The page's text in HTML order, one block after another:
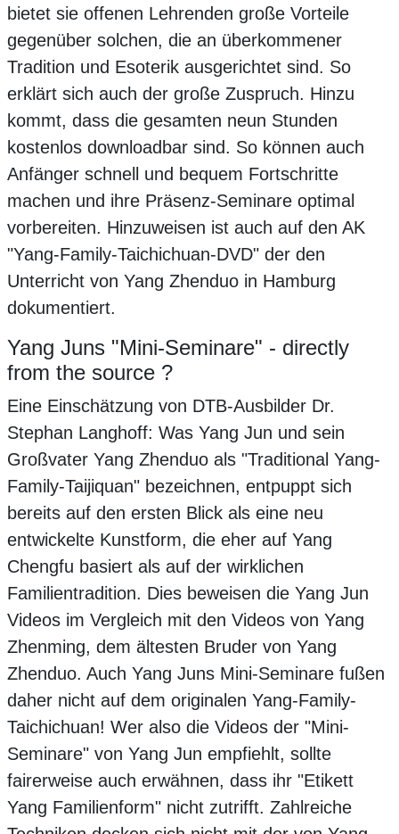
bietet sie offenen Lehrenden große Vorteile
gegenüber solchen, die an überkommener
Tradition und Esoterik ausgerichtet sind. So
erklärt sich auch der große Zuspruch. Hinzu
kommt, dass die gesamten neun Stunden
kostenlos downloadbar sind. So können auch
Anfänger schnell und bequem Fortschritte
machen und ihre Präsenz-Seminare optimal
vorbereiten. Hinzuweisen ist auch auf den AK
"Yang-Family-Taichichuan-DVD" der den
Unterricht von Yang Zhenduo in Hamburg
dokumentiert.
Yang Juns "Mini-Seminare" - directly
from the source ?
Eine Einschätzung von DTB-Ausbilder Dr.
Stephan Langhoff: Was Yang Jun und sein
Großvater Yang Zhenduo als "Traditional Yang-
Family-Taijiquan" bezeichnen, entpuppt sich
bereits auf den ersten Blick als eine neu
entwickelte Kunstform, die eher auf Yang
Chengfu basiert als auf der wirklichen
Familientradition. Dies beweisen die Yang Jun
Videos im Vergleich mit den Videos von Yang
Zhenming, dem ältesten Bruder von Yang
Zhenduo. Auch Yang Juns Mini-Seminare fußen
daher nicht auf dem originalen Yang-Family-
Taichichuan! Wer also die Videos der "Mini-
Seminare" von Yang Jun empfiehlt, sollte
fairerweise auch erwähnen, dass ihr "Etikett
Yang Familienform" nicht zutrifft. Zahlreiche